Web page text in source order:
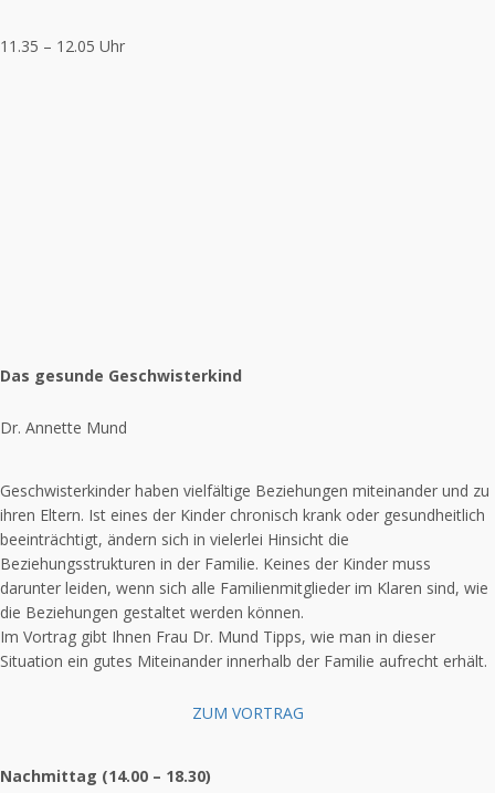
11.35 – 12.05 Uhr
Das gesunde Geschwisterkind
Dr. Annette Mund
Geschwisterkinder haben vielfältige Beziehungen miteinander und zu
ihren Eltern. Ist eines der Kinder chronisch krank oder gesundheitlich
beeinträchtigt, ändern sich in vielerlei Hinsicht die
Beziehungsstrukturen in der Familie. Keines der Kinder muss
darunter leiden, wenn sich alle Familienmitglieder im Klaren sind, wie
die Beziehungen gestaltet werden können.
Im Vortrag gibt Ihnen Frau Dr. Mund Tipps, wie man in dieser
Situation ein gutes Miteinander innerhalb der Familie aufrecht erhält.
ZUM VORTRAG
Nachmittag (14.00 – 18.30)